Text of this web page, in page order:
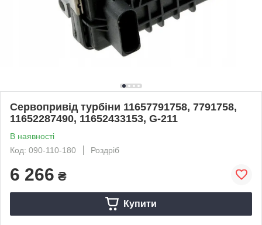
Сервопривід турбіни 11657791758, 7791758,
11652287490, 11652433153, G-211
В наявності
Код: 090-110-180
Роздріб
6 266 ₴
Купити